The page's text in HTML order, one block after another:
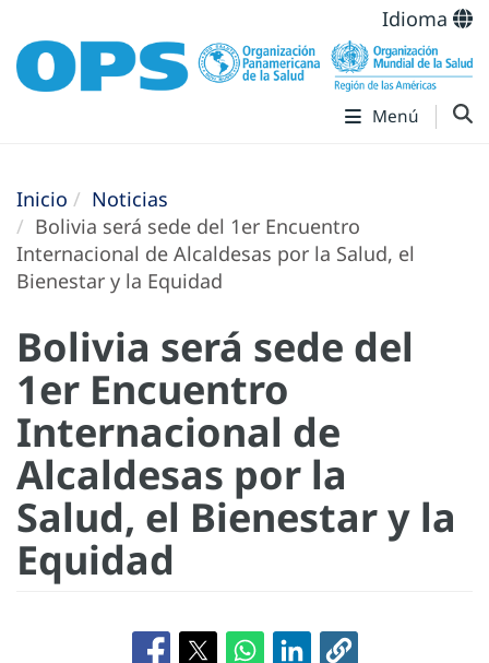
Idioma
Menú
Inicio
Noticias
Bolivia será sede del 1er Encuentro
Internacional de Alcaldesas por la Salud, el
Bienestar y la Equidad
Bolivia será sede del
1er Encuentro
Internacional de
Alcaldesas por la
Salud, el Bienestar y la
Equidad